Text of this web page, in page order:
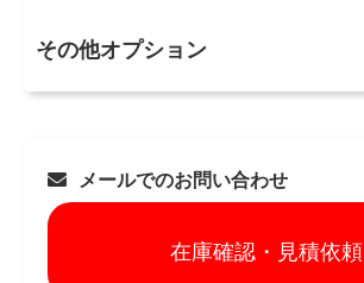
その他オプション
メールでのお問い合わせ
在庫確認・見積依頼